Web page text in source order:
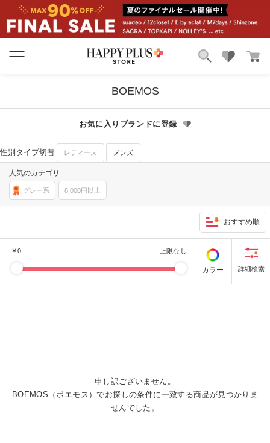
雑誌掲載アイテム
特集
BOEMOS
お気に入りブランドに登録
性別タイプ切替 レディース メンズ
人気のカテゴリ
グレー系 8,000円以上
おすすめ順
￥0 上限なし
カラー
申し訳ございません。
BOEMOS（ボエモス）でお探しの条件に一致する商品が見つかりま
せんでした。